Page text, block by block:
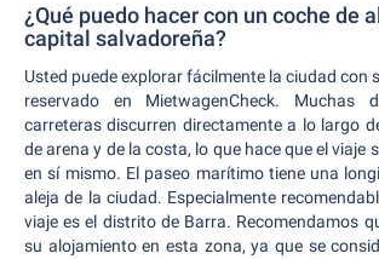
¿Qué puedo hacer con un coche de
capital salvadoreña?
Usted puede explorar fácilmente la ciudad con
reservado en MietwagenCheck. Muchas
carreteras discurren directamente a lo largo
de arena y de la costa, lo que hace que el viaje
en sí mismo. El paseo marítimo tiene una
aleja de la ciudad. Especialmente
viaje es el distrito de Barra. Recomendamos
su alojamiento en esta zona, ya que se